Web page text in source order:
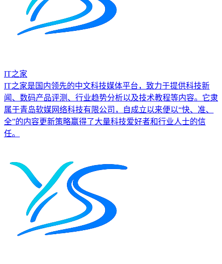
IT之家
IT之家是国内领先的中文科技媒体平台，致力于提供科技新
闻、数码产品评测、行业趋势分析以及技术教程等内容。它隶
属于青岛软媒网络科技有限公司，自成立以来便以“快、准、
全”的内容更新策略赢得了大量科技爱好者和行业人士的信
任。